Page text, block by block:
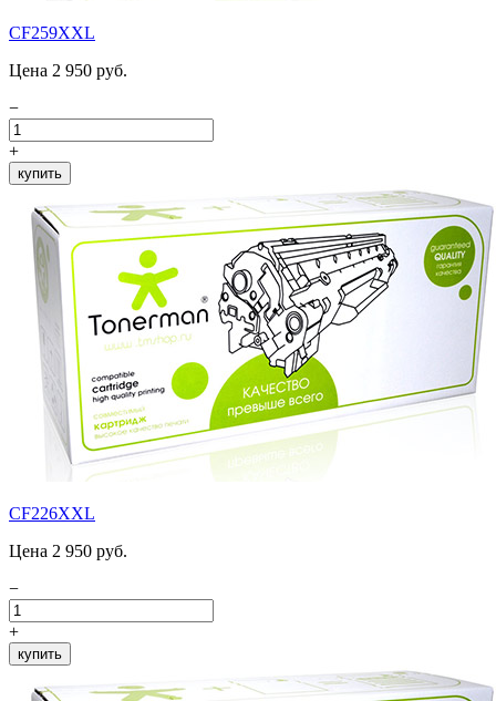
CF259XXL
Цена 2 950 руб.
−
+
купить
CF226XXL
Цена 2 950 руб.
−
+
купить